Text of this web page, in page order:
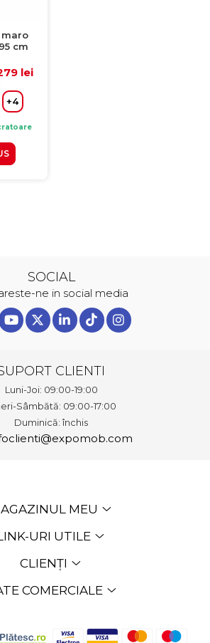
maro
cm
lei
+4
SOCIAL
ne in social media
CLIENTI
Luni-Joi: 09:00-19:00
Sâmbătă: 09:00-17:00
Duminică: închis
MEU
URI UTILE
CLIENȚI
COMERCIALE